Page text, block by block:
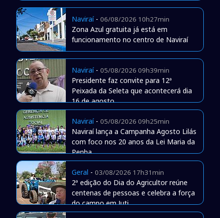
Naviraí- 06/08/2026 10h27min
Zona Azul gratuita já está em
funcionamento no centro de Naviraí
Naviraí- 05/08/2026 09h39min
Presidente faz convite para 12ª
Peixada da Seleta que acontecerá dia
16 de agosto
Naviraí- 05/08/2026 09h25min
Naviraí lança a Campanha Agosto Lilás
com foco nos 20 anos da Lei Maria da
Penha
Geral - 03/08/2026 17h31min
2ª edição do Dia do Agricultor reúne
centenas de pessoas e celebra a força
do campo em Juti